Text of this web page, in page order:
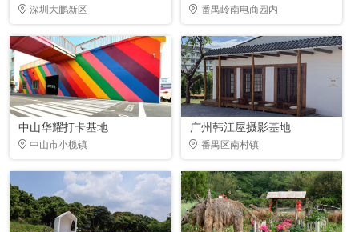
深圳大鹏新区 番禺岭南电商园内
中山华耀打卡基地
中山市小榄镇
广州韩江屋摄影基地
番禺区南村镇